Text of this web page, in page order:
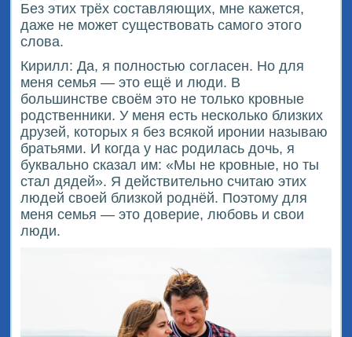
Без этих трёх составляющих, мне кажется,
даже не может существовать самого этого
слова.
Кирилл: Да, я полностью согласен. Но для
меня семья — это ещё и люди. В
большинстве своём это не только кровные
родственники. У меня есть несколько близких
друзей, которых я без всякой иронии называю
братьями. И когда у нас родилась дочь, я
буквально сказал им: «Мы не кровные, но ты
стал дядей». Я действительно считаю этих
людей своей близкой роднёй. Поэтому для
меня семья — это доверие, любовь и свои
люди.